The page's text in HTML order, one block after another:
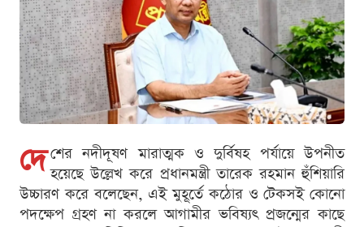
দে শের নদীদূষণ মারাত্মক ও দুর্বিষহ পর্যায়ে উপনীত
হয়েছে উল্লেখ করে প্রধানমন্ত্রী তারেক রহমান হুঁশিয়ারি
উচ্চারণ করে বলেছেন, এই মুহূর্তে কঠোর ও টেকসই কোনো
পদক্ষেপ গ্রহণ না করলে আগামীর ভবিষ্যৎ প্রজন্মের কাছে